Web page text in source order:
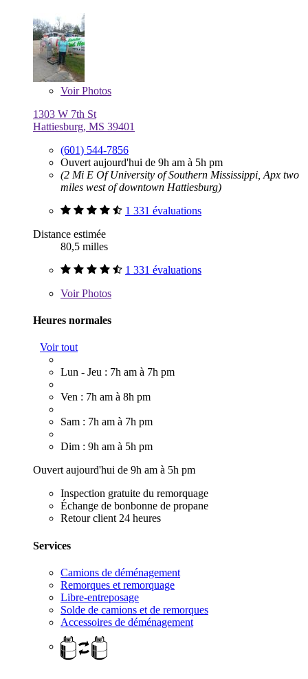
VoirPhotos
1303 W 7th St
Hattiesburg, MS 39401
(601) 544-7856
Ouvert aujourd'hui de 9h am à 5h pm
(2 Mi E Of University of Southern Mississippi, Apx two
miles west of downtown Hattiesburg)
1 331 évaluations
Distance estimée
80,5 milles
1 331 évaluations
VoirPhotos
Heures normales
Voir tout
Lun - Jeu : 7h am à 7h pm
Ven : 7h am à 8h pm
Sam : 7h am à 7h pm
Dim : 9h am à 5h pm
Ouvert aujourd'hui de 9h am à 5h pm
Inspection gratuite du remorquage
Échange de bonbonne de propane
Retour client 24 heures
Services
Camions de déménagement
Remorques et remorquage
Libre-entreposage
Solde de camions et de remorques
Accessoires de déménagement